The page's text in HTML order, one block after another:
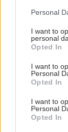
Please note
not limited to
grant or deny
use your data
consent section.
Personal
I want to
personal
Opted In
I want to
Personal
Opted In
I want to
Personal
Opted In